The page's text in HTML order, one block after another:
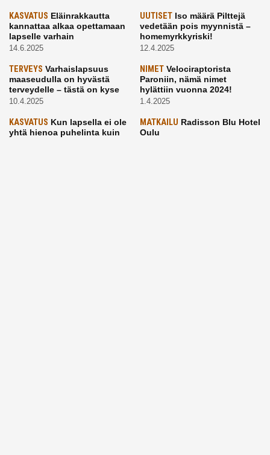
KASVATUS Eläinrakkautta
kannattaa alkaa opettamaan
lapselle varhain
14.6.2025
UUTISETIso määrä Pilttejä
vedetään pois myynnistä –
homemyrkkyriski!
12.4.2025
TERVEYS Varhaislapsuus
maaseudulla on hyvästä
terveydelle – tästä on kyse
10.4.2025
NIMETVelociraptorista
Paroniin, nämä nimet
hylättiin vuonna 2024!
1.4.2025
KASVATUS Kun lapsella ei ole
yhtä hienoa puhelinta kuin
MATKAILU Radisson Blu Hotel
Oulu